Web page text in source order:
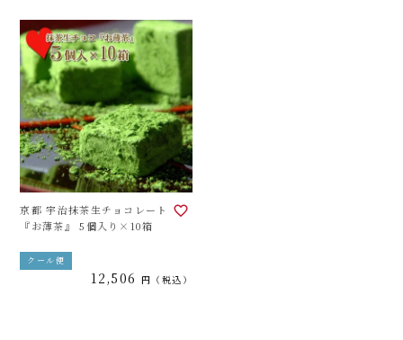
京都 宇治抹茶生チョコレート
『お薄茶』 5個入り×10箱
クール便
12,506 税込